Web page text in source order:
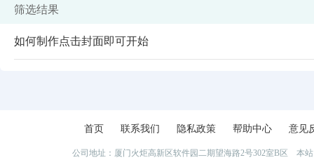
筛选结果
如何制作点击封面即可开始
首页 联系我们 隐私政策 帮助中心 意见
公司地址：厦门火炬高新区软件园二期望海路2号302室B区 本